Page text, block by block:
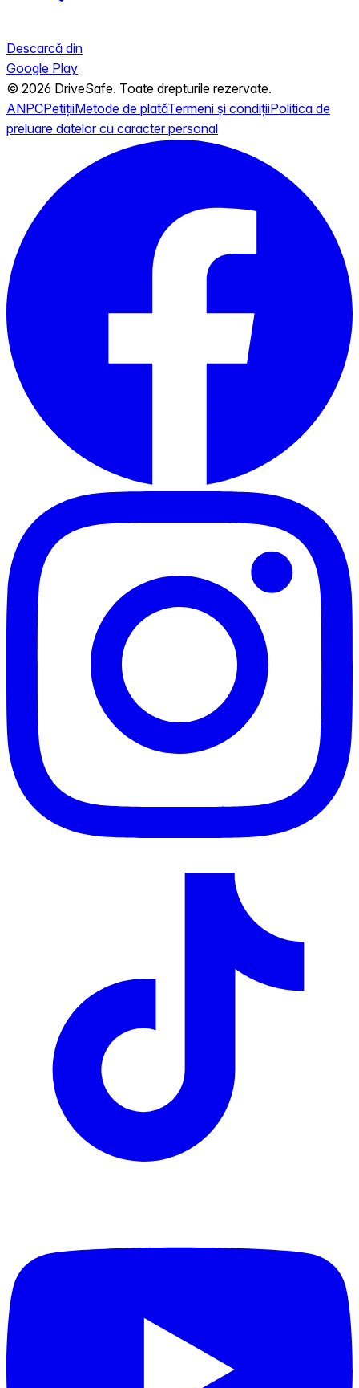
Descarcă din
Google Play
© 2026 DriveSafe. Toate drepturile rezervate.
ANPCPetițiiMetode de platăTermeni și condițiiPolitica de
preluare datelor cu caracter personal